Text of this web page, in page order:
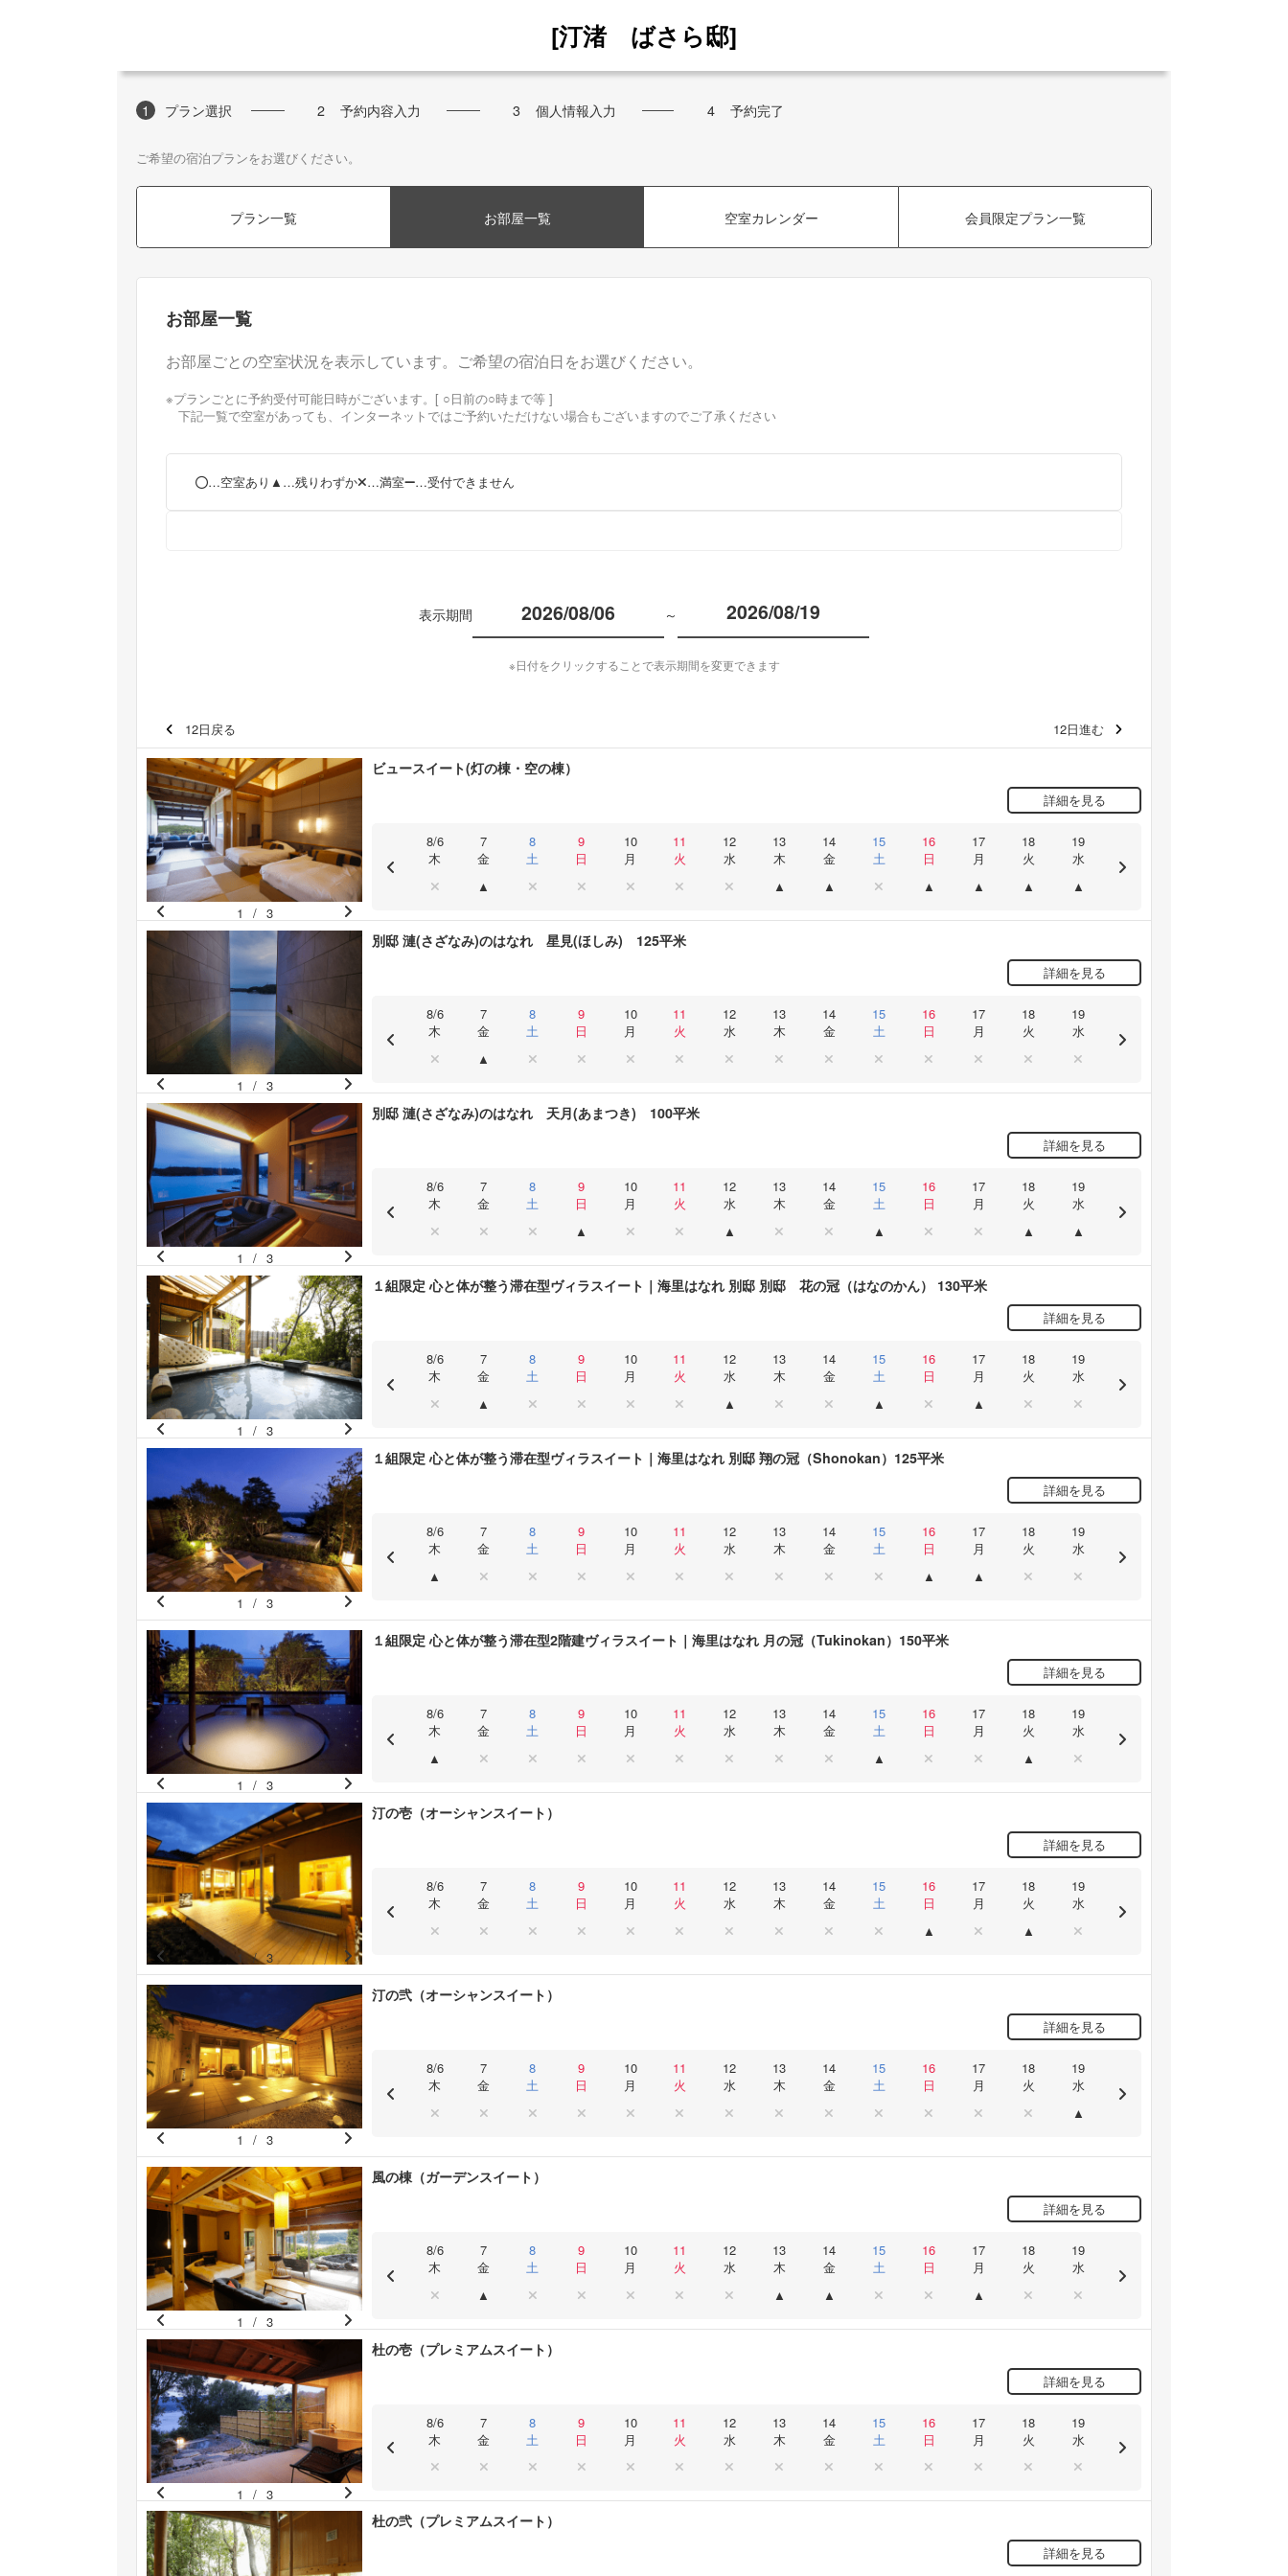
[汀渚 ばさら邸]
1 プラン選択 2 予約内容入力 3 個人情報入力 4 予約完了
ご希望の宿泊プランをお選びください。
プラン一覧 お部屋一覧 空室カレンダー 会員限定プラン一覧
お部屋一覧
お部屋ごとの空室状況を表示しています。ご希望の宿泊日をお選びください。
※プランごとに予約受付可能日時がございます。[ ○日前の○時まで等 ]
下記一覧で空室があっても、インターネットではご予約いただけない場合もございますのでご了承ください
…空室あり …残りわずか …満室 …受付できません
表示期間 ～ 2026/08/19
※日付をクリックすることで表示期間を変更できます
12日戻る 12日進む
Pr
e
vi
s
N
xt
1 / 3
ビュースイート(灯の棟・空の棟）
詳細を見る
8/6
木
7
金
8
土
9
日
10
月
11
火
12
水
13
木
14
金
15
土
16
日
17
月
18
火
19
水
Pr
e
vi
o
u
s
N
e
1 / 3
別邸 漣(さざなみ)のはなれ 星見(ほしみ) 125平米
詳細を見る
8/6
木
7
金
8
土
9
日
10
月
11
火
12
水
13
木
14
金
15
土
16
日
17
月
18
火
19
水
Pr
e
vi
o
u
s
N
e
xt
1 / 3
別邸 漣(さざなみ)のはなれ 天月(あまつき) 100平米
詳細を見る
8/6
木
7
金
8
土
9
日
10
月
11
火
12
水
13
木
14
金
15
土
16
日
17
月
18
火
19
水
Pr
vi
o
u
s
N
e
xt
1 / 3
１組限定 心と体が整う滞在型ヴィラスイート｜海里はなれ 別邸 別邸 花の冠（はなのかん） 130平米
詳細を見る
8/6
木
7
金
8
土
9
日
10
月
11
火
12
水
13
木
14
金
15
土
16
日
17
月
18
火
19
水
Pr
e
vi
o
u
N
e
xt
1 / 3
１組限定 心と体が整う滞在型ヴィラスイート｜海里はなれ 別邸 翔の冠（Shonokan）125平米
詳細を見る
8/6
木
7
金
8
土
9
日
10
月
11
火
12
水
13
木
14
金
15
土
16
日
17
月
18
火
19
水
Pr
e
vi
o
u
s
N
e
xt
1 / 3
１組限定 心と体が整う滞在型2階建ヴィラスイート｜海里はなれ 月の冠（Tukinokan）150平米
詳細を見る
8/6
木
7
金
8
土
9
日
10
月
11
火
12
水
13
木
14
金
15
土
16
日
17
月
18
火
19
水
Pr
e
vi
o
s
N
e
xt
1 / 3
汀の壱（オーシャンスイート）
詳細を見る
8/6
木
7
金
8
土
9
日
10
月
11
火
12
水
13
木
14
金
15
土
16
日
17
月
18
火
19
水
Pr
e
vi
u
s
N
e
xt
1 / 3
汀の弐（オーシャンスイート）
詳細を見る
8/6
木
7
金
8
土
9
日
10
月
11
火
12
水
13
木
14
金
15
土
16
日
17
月
18
火
19
水
Pr
e
vi
o
u
s
N
xt
1 / 3
風の棟（ガーデンスイート）
詳細を見る
8/6
木
7
金
8
土
9
日
10
月
11
火
12
水
13
木
14
金
15
土
16
日
17
月
18
火
19
水
Pr
e
vi
N
xt
1 / 3
杜の壱（プレミアムスイート）
詳細を見る
8/6
木
7
金
8
土
9
日
10
月
11
火
12
水
13
木
14
金
15
土
16
日
17
月
18
火
19
水
杜の弐（プレミアムスイート）
詳細を見る